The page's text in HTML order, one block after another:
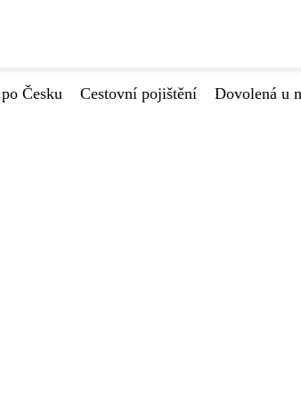
Česku Cestovní pojištění Dovolená u